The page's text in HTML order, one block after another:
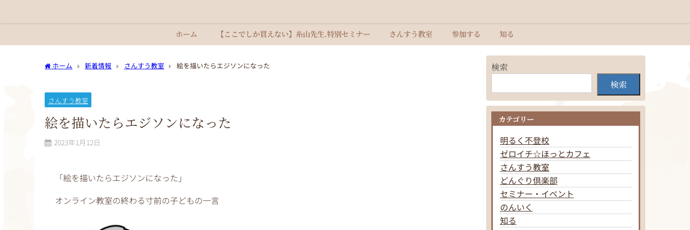
ホーム 【ここでしか買えない】糸山先生.特別セミナー さんすう教室 参加する 知る
ホーム 新着情報 さんすう教室 絵を描いたらエジソンになった
さんすう教室
絵を描いたらエジソンになった
2023年1月12日
「絵を描いたらエジソンになった」
オンライン教室の終わる寸前の子どもの一言
検索
検索
カテゴリー
明るく不登校
ゼロイチ☆ほっとカフェ
さんすう教室
どんぐり倶楽部
セミナー・イベント
のんいく
知る